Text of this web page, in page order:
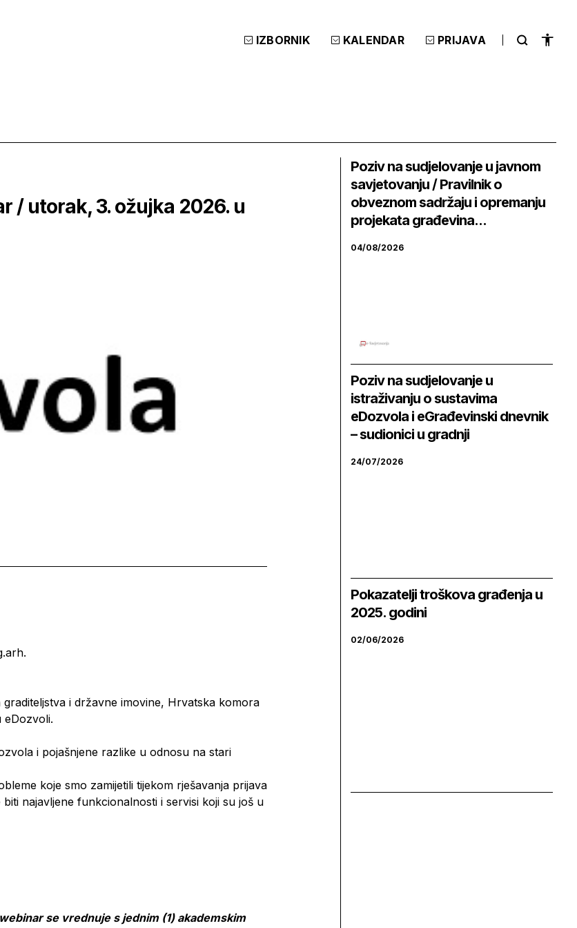
IZBORNIK KALENDAR PRIJAVA
/ utorak, 3. ožujka 2026. u
i državne imovine, Hrvatska komora
eDozvoli.
i pojašnjene razlike u odnosu na stari
koje smo zamijetili tijekom rješavanja prijava
najavljene funkcionalnosti i servisi koji su još u
se vrednuje s jednim (1) akademskim
Poziv na sudjelovanje u javnom
savjetovanju / Pravilnik o
obveznom sadržaju i opremanju
projekata građevina...
04/08/2026
Poziv na sudjelovanje u
istraživanju o sustavima
eDozvola i eGrađevinski dnevnik
– sudionici u gradnji
24/07/2026
Pokazatelji troškova građenja u
2025. godini
02/06/2026